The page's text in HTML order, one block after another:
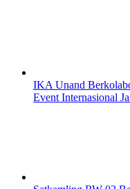
IKA Unand
Event Internasional